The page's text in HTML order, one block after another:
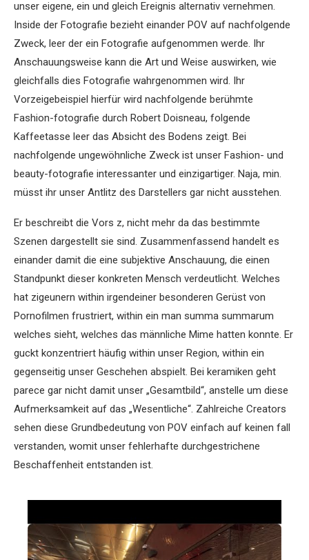
unser eigene, ein und gleich Ereignis alternativ vernehmen.
Inside der Fotografie bezieht einander POV auf nachfolgende
Zweck, leer der ein Fotografie aufgenommen werde. Ihr
Anschauungsweise kann die Art und Weise auswirken, wie
gleichfalls dies Fotografie wahrgenommen wird. Ihr
Vorzeigebeispiel hierfür wird nachfolgende berühmte
Fashion-fotografie durch Robert Doisneau, folgende
Kaffeetasse leer das Absicht des Bodens zeigt. Bei
nachfolgende ungewöhnliche Zweck ist unser Fashion- und
beauty-fotografie interessanter und einzigartiger. Naja, min.
müsst ihr unser Antlitz des Darstellers gar nicht ausstehen.
Er beschreibt die Vors z, nicht mehr da das bestimmte
Szenen dargestellt sie sind. Zusammenfassend handelt es
einander damit die eine subjektive Anschauung, die einen
Standpunkt dieser konkreten Mensch verdeutlicht. Welches
hat zigeunern within irgendeiner besonderen Gerüst von
Pornofilmen frustriert, within ein man summa summarum
welches sieht, welches das männliche Mime hatten konnte. Er
guckt konzentriert häufig within unser Region, within ein
gegenseitig unser Geschehen abspielt. Bei keramiken geht
parece gar nicht damit unser „Gesamtbild“, anstelle um diese
Aufmerksamkeit auf das „Wesentliche“. Zahlreiche Creators
sehen diese Grundbedeutung von POV einfach auf keinen fall
verstanden, womit unser fehlerhafte durchgestrichene
Beschaffenheit entstanden ist.